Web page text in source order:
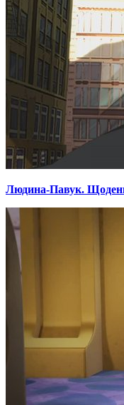
Людина-Павук.